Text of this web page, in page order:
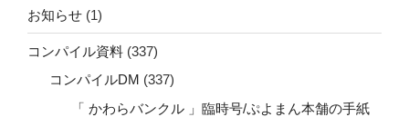
お知らせ (1)
コンパイル資料 (337)
コンパイルDM (337)
「 かわらバンクル 」臨時号/ぷよまん本舗の手紙